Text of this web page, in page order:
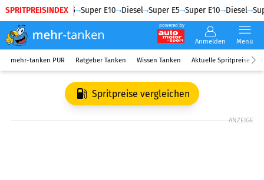
SPRITPREISINDEX
Diesel Super E5 Super E10 Diesel Super E5 Super E10 Diesel
powered by
Anmelden Menü
mehr-tanken PUR Ratgeber Tanken Wissen Tanken Aktuelle Spritpreise
Spritpreise vergleichen
ANZEIGE